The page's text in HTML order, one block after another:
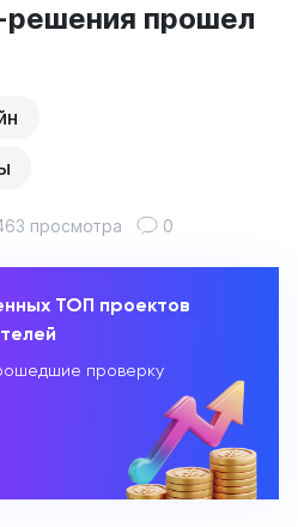
решения прошел
просмотра 0
ТОП проектов
проверку